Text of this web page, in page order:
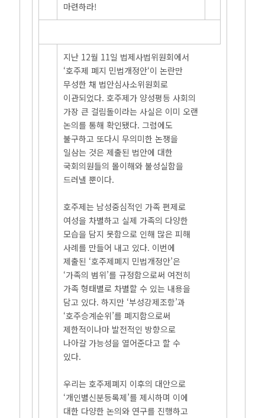
마련하라!
지난 12월 11일 법제사법위원회에서
‘호주제 폐지 민법개정안‘이 논란만
무성한 채 법안심사소위원회로
이관되었다. 호주제가 양성평등 사회의
가장 큰 걸림돌이라는 사실은 이미 오랜
논의를 통해 확인됐다. 그럼에도
불구하고 또다시 무의미한 논쟁을
일삼는 것은 제출된 법안에 대한
국회의원들의 몰이해와 불성실함을
드러낼 뿐이다.
호주제는 남성중심적인 가족 편제로
여성을 차별하고 실제 가족의 다양한
모습을 담지 못함으로 인해 많은 피해
사례를 만들어 내고 있다. 이번에
제출된 ‘호주제폐지 민법개정안’은
‘가족의 범위’를 규정함으로써 여전히
가족 형태별로 차별할 수 있는 내용을
담고 있다. 하지만 ‘부성강제조항’과
‘호주승계순위’를 폐지함으로써
제한적이나마 발전적인 방향으로
나아갈 가능성을 열어준다고 할 수
있다.
우리는 호주제폐지 이후의 대안으로
‘개인별신분등록제’를 제시하며 이에
대한 다양한 논의와 연구를 진행하고